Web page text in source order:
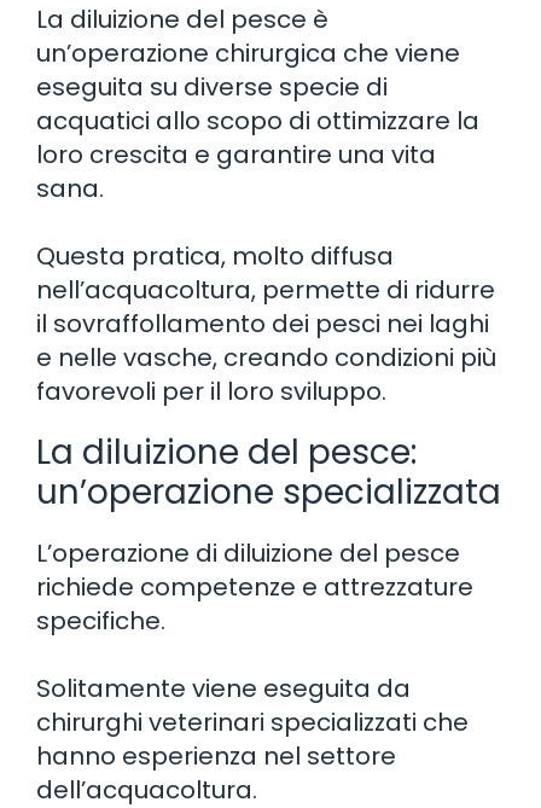
La diluizione del pesce è
un’operazione chirurgica che viene
eseguita su diverse specie di
acquatici allo scopo di ottimizzare la
loro crescita e garantire una vita
sana.
Questa pratica, molto diffusa
nell’acquacoltura, permette di ridurre
il sovraffollamento dei pesci nei laghi
e nelle vasche, creando condizioni più
favorevoli per il loro sviluppo.
La diluizione del pesce:
un’operazione specializzata
L’operazione di diluizione del pesce
richiede competenze e attrezzature
specifiche.
Solitamente viene eseguita da
chirurghi veterinari specializzati che
hanno esperienza nel settore
dell’acquacoltura.